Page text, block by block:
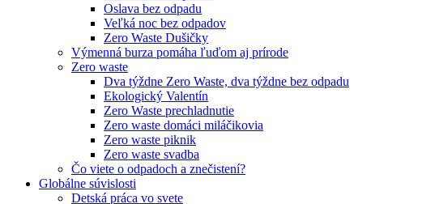
Oslava bez odpadu
Veľká noc bez odpadov
Zero Waste Dušičky
Výmenná burza pomáha ľuďom aj prírode
Zero waste
Dva týždne Zero Waste, dva týždne bez odpadu
Ekologický Valentín
Zero Waste prechladnutie
Zero waste domáci miláčikovia
Zero waste piknik
Zero waste svadba
Čo viete o odpadoch a znečistení?
Globálne súvislosti
Detská práca vo svete